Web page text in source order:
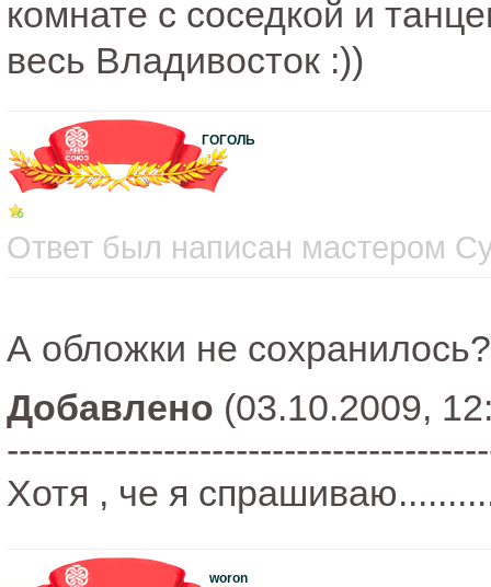
комнате с соседкой и
весь Владивосток :))
ГОГОЛЬ
Ответ был написан мастером
А обложки не сохранилось?
Добавлено (03.10.2009,
Хотя , че я
woron